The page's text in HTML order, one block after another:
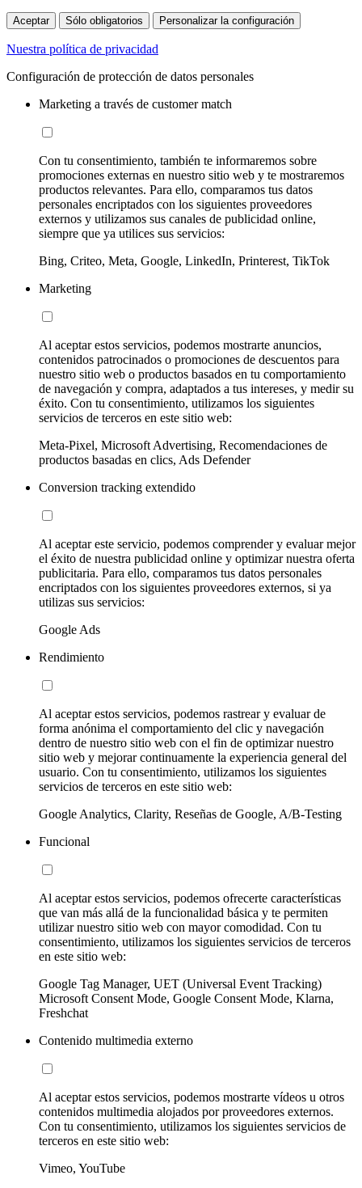
Aceptar Sólo obligatorios Personalizar la configuración
Nuestra política de privacidad
Configuración de protección de datos personales
Marketing a través de customer match
Con tu consentimiento, también te informaremos sobre
promociones externas en nuestro sitio web y te mostraremos
productos relevantes. Para ello, comparamos tus datos
personales encriptados con los siguientes proveedores
externos y utilizamos sus canales de publicidad online,
siempre que ya utilices sus servicios:
Bing, Criteo, Meta, Google, LinkedIn, Printerest, TikTok
Marketing
Al aceptar estos servicios, podemos mostrarte anuncios,
contenidos patrocinados o promociones de descuentos para
nuestro sitio web o productos basados en tu comportamiento
de navegación y compra, adaptados a tus intereses, y medir su
éxito. Con tu consentimiento, utilizamos los siguientes
servicios de terceros en este sitio web:
Meta-Pixel, Microsoft Advertising, Recomendaciones de
productos basadas en clics, Ads Defender
Conversion tracking extendido
Al aceptar este servicio, podemos comprender y evaluar mejor
el éxito de nuestra publicidad online y optimizar nuestra oferta
publicitaria. Para ello, comparamos tus datos personales
encriptados con los siguientes proveedores externos, si ya
utilizas sus servicios:
Google Ads
Rendimiento
Al aceptar estos servicios, podemos rastrear y evaluar de
forma anónima el comportamiento del clic y navegación
dentro de nuestro sitio web con el fin de optimizar nuestro
sitio web y mejorar continuamente la experiencia general del
usuario. Con tu consentimiento, utilizamos los siguientes
servicios de terceros en este sitio web:
Google Analytics, Clarity, Reseñas de Google, A/B-Testing
Funcional
Al aceptar estos servicios, podemos ofrecerte características
que van más allá de la funcionalidad básica y te permiten
utilizar nuestro sitio web con mayor comodidad. Con tu
consentimiento, utilizamos los siguientes servicios de terceros
en este sitio web:
Google Tag Manager, UET (Universal Event Tracking)
Microsoft Consent Mode, Google Consent Mode, Klarna,
Freshchat
Contenido multimedia externo
Al aceptar estos servicios, podemos mostrarte vídeos u otros
contenidos multimedia alojados por proveedores externos.
Con tu consentimiento, utilizamos los siguientes servicios de
terceros en este sitio web:
Vimeo, YouTube